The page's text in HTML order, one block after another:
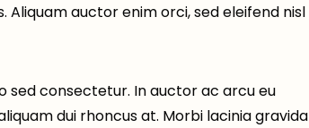
auctor enim orci, sed eleifend nisl
sed consectetur. In auctor ac arcu eu
dui rhoncus at. Morbi lacinia gravida